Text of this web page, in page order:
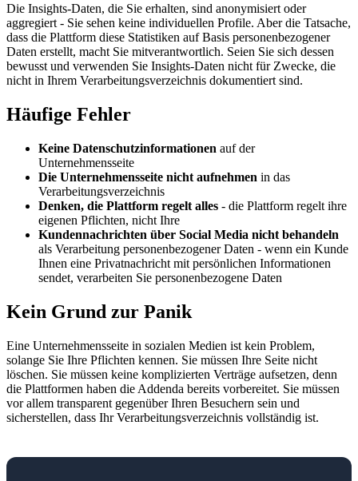
Die Insights-Daten, die Sie erhalten, sind anonymisiert oder
aggregiert - Sie sehen keine individuellen Profile. Aber die Tatsache,
dass die Plattform diese Statistiken auf Basis personenbezogener
Daten erstellt, macht Sie mitverantwortlich. Seien Sie sich dessen
bewusst und verwenden Sie Insights-Daten nicht für Zwecke, die
nicht in Ihrem Verarbeitungsverzeichnis dokumentiert sind.
Häufige Fehler
Keine Datenschutzinformationen auf der
Unternehmensseite
Die Unternehmensseite nicht aufnehmen in das
Verarbeitungsverzeichnis
Denken, die Plattform regelt alles - die Plattform regelt ihre
eigenen Pflichten, nicht Ihre
Kundennachrichten über Social Media nicht behandeln
als Verarbeitung personenbezogener Daten - wenn ein Kunde
Ihnen eine Privatnachricht mit persönlichen Informationen
sendet, verarbeiten Sie personenbezogene Daten
Kein Grund zur Panik
Eine Unternehmensseite in sozialen Medien ist kein Problem,
solange Sie Ihre Pflichten kennen. Sie müssen Ihre Seite nicht
löschen. Sie müssen keine komplizierten Verträge aufsetzen, denn
die Plattformen haben die Addenda bereits vorbereitet. Sie müssen
vor allem transparent gegenüber Ihren Besuchern sein und
sicherstellen, dass Ihr Verarbeitungsverzeichnis vollständig ist.